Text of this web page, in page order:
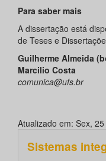
Para saber mais
A dissertação está
de Teses e
Guilherme Almeida
Marcilio Costa
comunica@ufs.br
Atualizado em: Sex,
Sistemas